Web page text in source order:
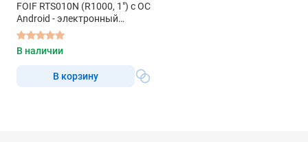
FOIF RTS010N (R1000, 1") с ОС
Android - электронный
тахеометр
В наличии
В корзину